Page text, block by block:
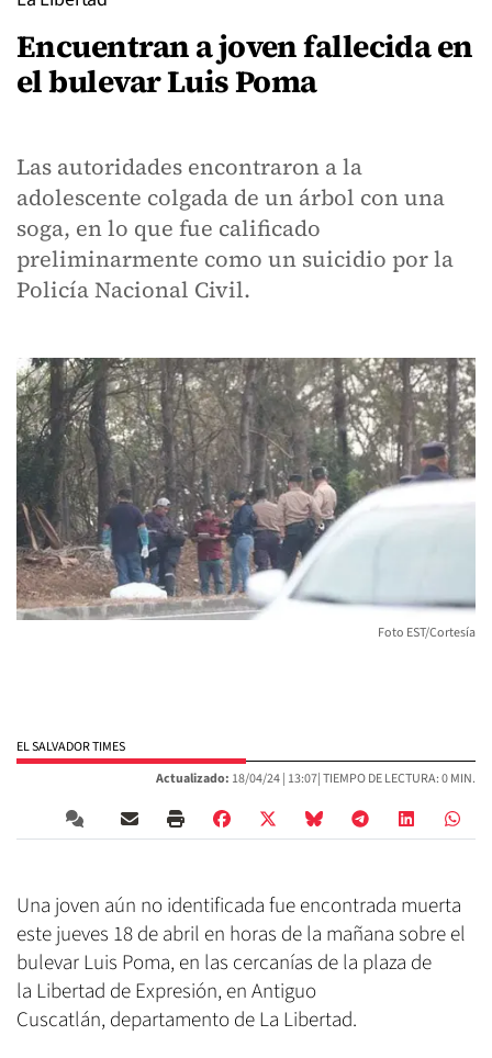
Encuentran a joven fallecida en
el bulevar Luis Poma
Las autoridades encontraron a la
adolescente colgada de un árbol con una
soga, en lo que fue calificado
preliminarmente como un suicidio por la
Policía Nacional Civil.
Foto EST/Cortesía
EL SALVADOR TIMES
Actualizado: 18/04/24 | 13:07| TIEMPO DE LECTURA: 0 MIN.
Una joven aún no identificada fue encontrada muerta
este jueves 18 de abril en horas de la mañana sobre el
bulevar Luis Poma, en las cercanías de la plaza de
la Libertad de Expresión, en Antiguo
Cuscatlán, departamento de La Libertad.